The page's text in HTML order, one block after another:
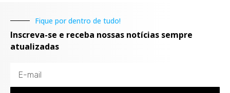
Fique por dentro de tudo!
Inscreva-se e receba nossas notícias sempre
atualizadas